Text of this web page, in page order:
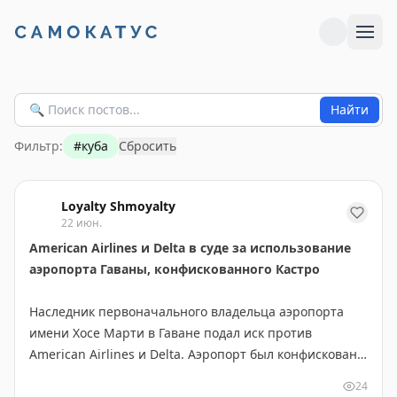
Найти
Фильтр: #куба Сбросить
Loyalty Shmoyalty
22 июн.
American Airlines и Delta в суде за использование
аэропорта Гаваны, конфискованного Кастро
Наследник первоначального владельца аэропорта
имени Хосе Марти в Гаване подал иск против
American Airlines и Delta. Аэропорт был конфискован
24